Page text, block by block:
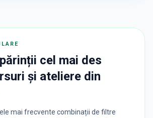
cel mai des
și ateliere din
mai frecvente combinații de filtre